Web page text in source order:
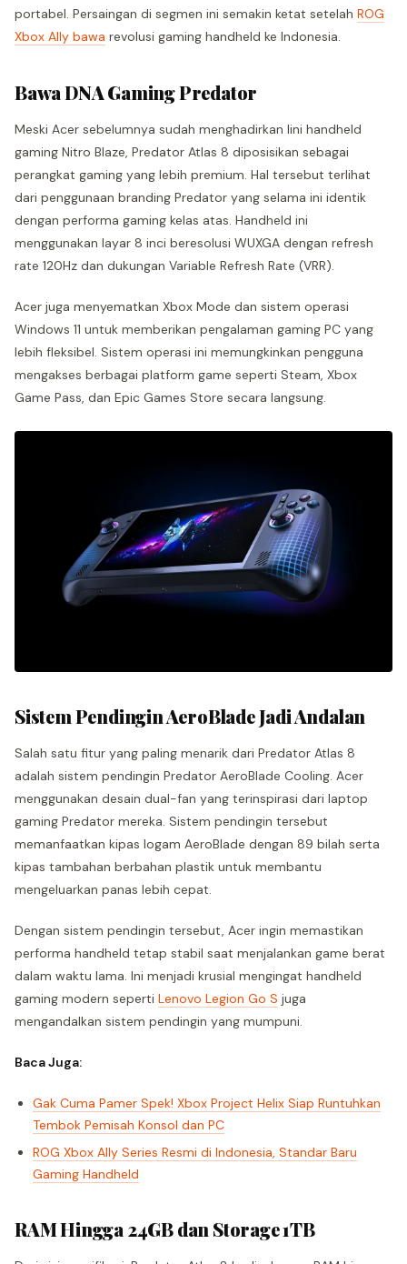
portabel. Persaingan di segmen ini semakin ketat setelah ROG
Xbox Ally bawa revolusi gaming handheld ke Indonesia.
Bawa DNA Gaming Predator
Meski Acer sebelumnya sudah menghadirkan lini handheld
gaming Nitro Blaze, Predator Atlas 8 diposisikan sebagai
perangkat gaming yang lebih premium. Hal tersebut terlihat
dari penggunaan branding Predator yang selama ini identik
dengan performa gaming kelas atas. Handheld ini
menggunakan layar 8 inci beresolusi WUXGA dengan refresh
rate 120Hz dan dukungan Variable Refresh Rate (VRR).
Acer juga menyematkan Xbox Mode dan sistem operasi
Windows 11 untuk memberikan pengalaman gaming PC yang
lebih fleksibel. Sistem operasi ini memungkinkan pengguna
mengakses berbagai platform game seperti Steam, Xbox
Game Pass, dan Epic Games Store secara langsung.
Sistem Pendingin AeroBlade Jadi Andalan
Salah satu fitur yang paling menarik dari Predator Atlas 8
adalah sistem pendingin Predator AeroBlade Cooling. Acer
menggunakan desain dual-fan yang terinspirasi dari laptop
gaming Predator mereka. Sistem pendingin tersebut
memanfaatkan kipas logam AeroBlade dengan 89 bilah serta
kipas tambahan berbahan plastik untuk membantu
mengeluarkan panas lebih cepat.
Dengan sistem pendingin tersebut, Acer ingin memastikan
performa handheld tetap stabil saat menjalankan game berat
dalam waktu lama. Ini menjadi krusial mengingat handheld
gaming modern seperti Lenovo Legion Go S juga
mengandalkan sistem pendingin yang mumpuni.
Baca Juga:
Gak Cuma Pamer Spek! Xbox Project Helix Siap Runtuhkan
Tembok Pemisah Konsol dan PC
ROG Xbox Ally Series Resmi di Indonesia, Standar Baru
Gaming Handheld
RAM Hingga 24GB dan Storage 1TB